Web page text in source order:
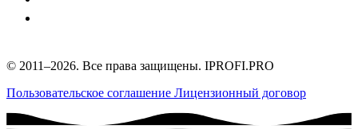
© 2011–2026. Все права защищены. IPROFI.PRO
Пользовательское соглашение Лицензионный договор